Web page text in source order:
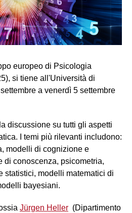
europeo di Psicologia
si tiene all'Università di
a venerdì 5 settembre
discussione su tutti gli aspetti
I temi più rilevanti includono:
modelli di cognizione e
di conoscenza, psicometria,
statistici, modelli matematici di
bayesiani.
Jürgen Heller (Dipartimento